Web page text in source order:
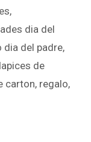
,
dia del
dia del padre,
de
carton, regalo,